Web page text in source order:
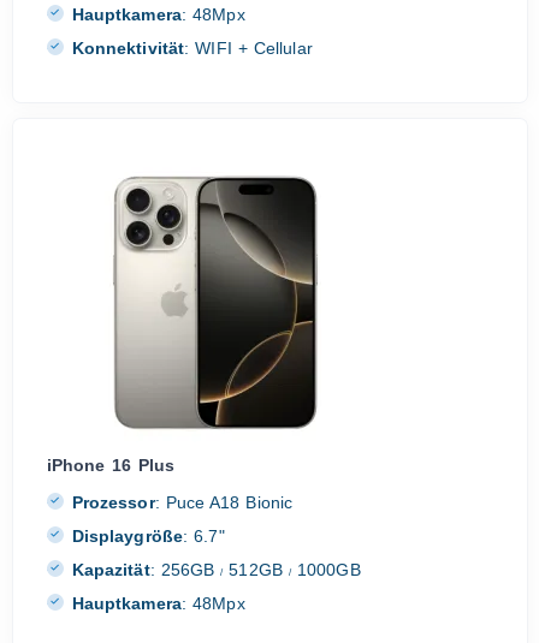
Hauptkamera: 48Mpx
Konnektivität: WIFI + Cellular
iPhone 16 Plus
Prozessor: Puce A18 Bionic
Displaygröße: 6.7"
Kapazität: 256GB/ 512GB /1000GB
Hauptkamera: 48Mpx